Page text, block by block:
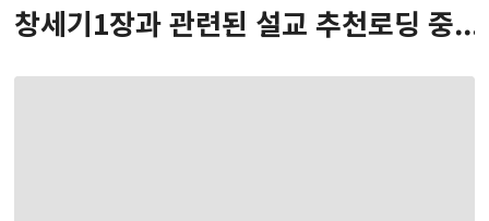
창세기1장과 관련된 설교 추천로딩 중...